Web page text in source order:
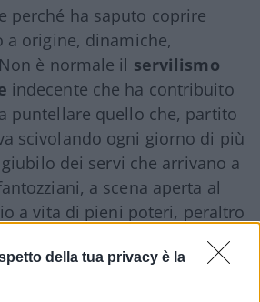
della tua privacy è la
perché ha saputo coprire
origine, dinamiche,
è normale il servilismo
indecente che ha contribuito
puntellare quello che, partito
scivolando ogni giorno di più
dei servi che arrivano a
a scena aperta al
a vita di pieni poteri, peraltro